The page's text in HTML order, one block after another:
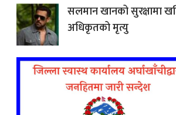
सलमान खानको सुरक्षामा
अधिकृतको मृत्यु